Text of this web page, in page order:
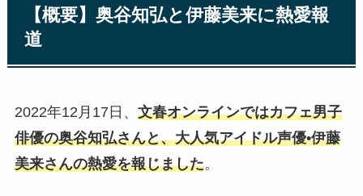
【概要】奥谷知弘と伊藤美来に熱愛報
道
2022年12月17日、 文春オンラインではカフェ男子
俳優の奥谷知弘さんと、大人気アイドル声優•伊藤
美来さんの熱愛を報じました。